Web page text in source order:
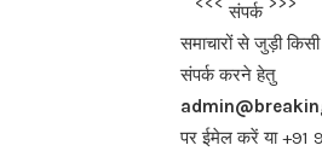
o
o
k
संपर्क
समाचारों से जुड़ी
संपर्क करने हेतु
पर ईमेल करें या +91